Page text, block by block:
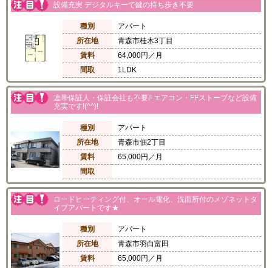
設備充実 デジタルキーで鍵の持ち歩き不要
種別
アパート
所在地
青森市桂木3丁目
賃料
64,000円／月
間取
1LDK
連帯保証人・保証会社も不要!! エアコン・FFストーブなど設備
充実です!(^^)!
種別
アパート
所在地
青森市佃2丁目
賃料
65,000円／月
間取
ロードヒーティング付、オール電化、洗面所付のメゾネットタ
イプアパートです★
種別
アパート
所在地
青森市羽白富田
賃料
65,000円／月